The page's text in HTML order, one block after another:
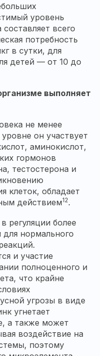
уровень
всего
потребность
в сутки, для
детей — от 10 до
выполняет
не менее
он участвует
аминокислот,
гормонов
тестостерона и
клеток, обладает
действием12.
регуляции более
нормального
и участие
полноценного и
что крайне
угрозы в виде
угнетает
а также может
воздействие на
поэтому